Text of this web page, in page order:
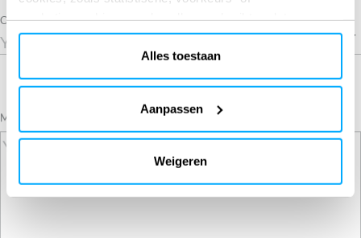
“Alles accepteren” hebt geklikt. Voor meer informatie kunt
u ons cookiebeleid lezen in de sectie ‘Over’ en onderaan
onze website.
Alles toestaan
Aanpassen
Weigeren
Country
Message